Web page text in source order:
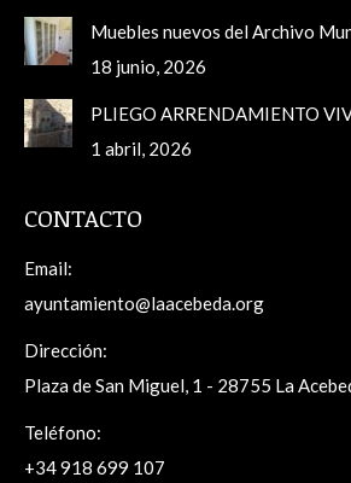
Muebles nuevos del Archivo
18 junio, 2026
PLIEGO ARRENDAMIENTO
1 abril, 2026
CONTACTO
Email:
ayuntamiento@laacebeda.org
Dirección:
Plaza de San Miguel, 1 - 28755 La
Teléfono:
+34 918 699 107